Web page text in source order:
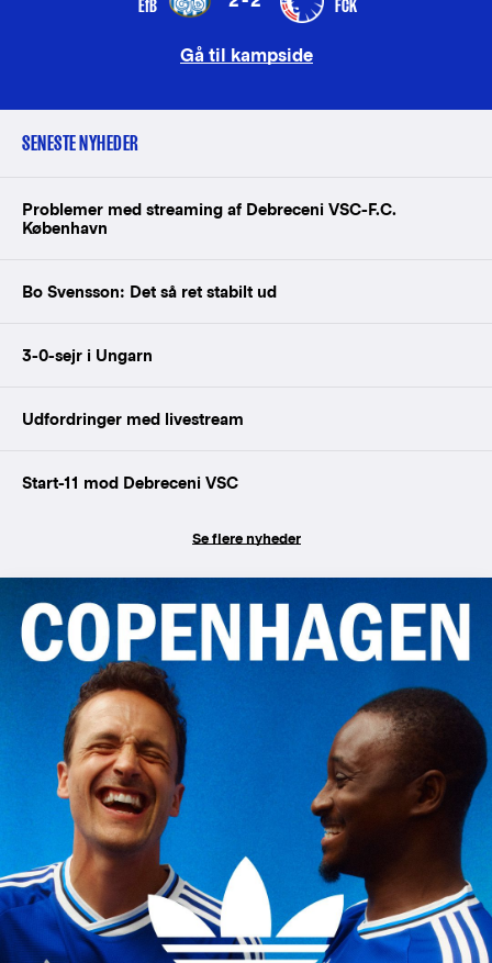
EfB FCK
Gå til kampside
SENESTE NYHEDER
Problemer med streaming af Debreceni VSC-F.C.
København
Bo Svensson: Det så ret stabilt ud
3-0-sejr i Ungarn
Udfordringer med livestream
Start-11 mod Debreceni VSC
Se flere nyheder